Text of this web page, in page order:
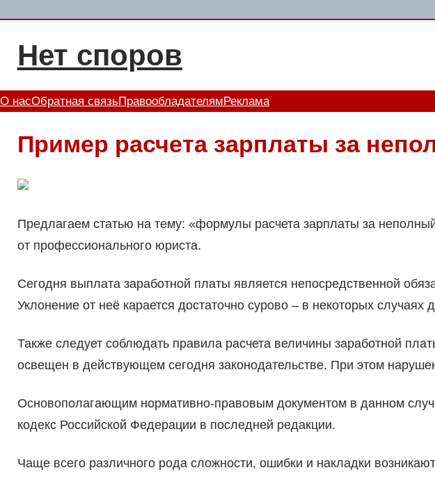
содержимому
Нет споров
О насОбратная связьПравообладателям Реклама
Пример расчета зарплаты за
Предлагаем статью на тему: «формулы расчета зарплаты за
от профессионального юриста.
Сегодня выплата заработной платы является непосредственной
Уклонение от неё карается достаточно сурово – в некоторых
Также следует соблюдать правила расчета величины заработной
освещен в действующем сегодня законодательстве. При этом
Основополагающим нормативно-правовым документом в данном
кодекс Российской Федерации в последней редакции.
Чаще всего различного рода сложности, ошибки и накладки